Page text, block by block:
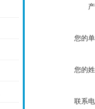
您的
您的
联系